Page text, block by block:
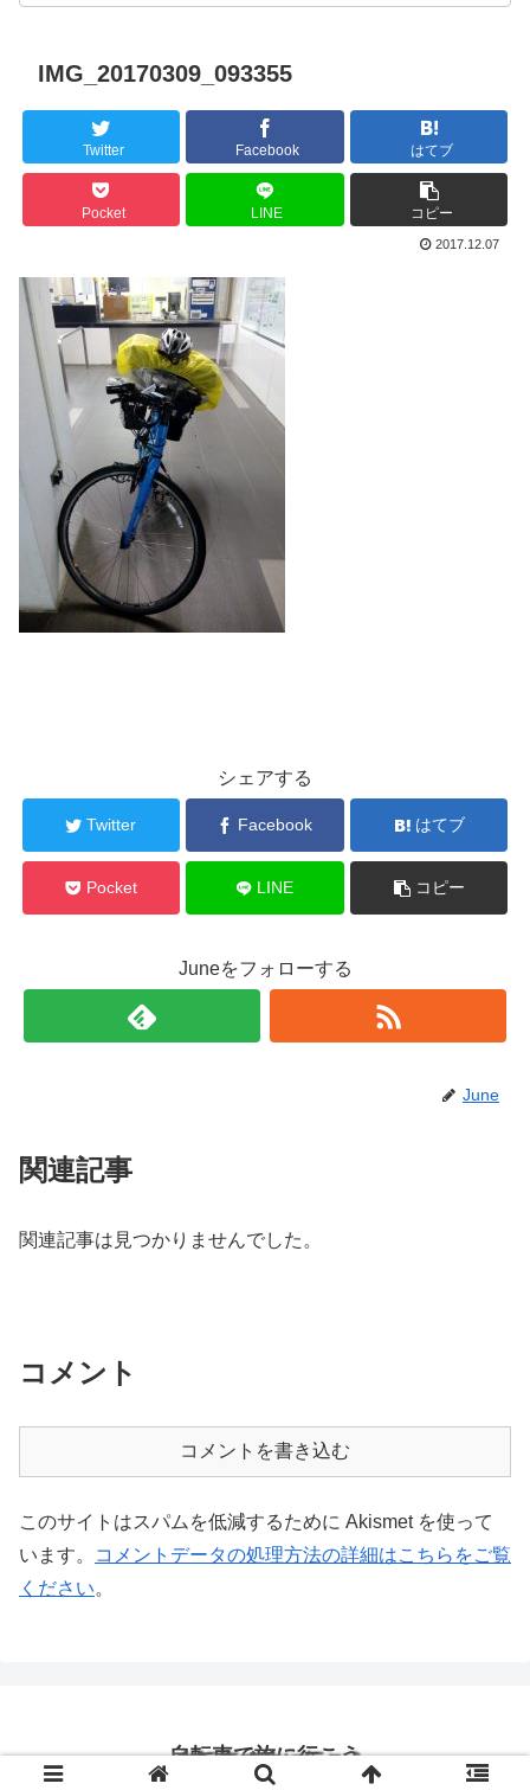
IMG_20170309_093355
Twitter Facebook はてブ
Pocket LINE コピー
2017.12.07
シェアする
Twitter Facebook はてブ
Pocket LINE コピー
Juneをフォローする
June
関連記事
関連記事は見つかりませんでした。
コメント
コメントを書き込む
このサイトはスパムを低減するために Akismet を使って
います。
コメントデータの処理方法の詳細はこちらをご覧
ください。
自転車で旅に行こう